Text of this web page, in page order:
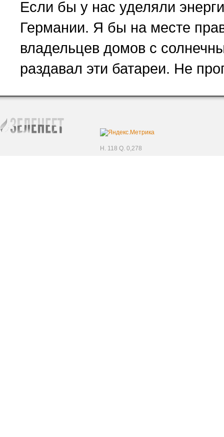
Если бы у нас уделяли
Германии. Я бы на месте
владельцев домов с
раздавал эти батареи. Не
H. 118 Q. 0,278